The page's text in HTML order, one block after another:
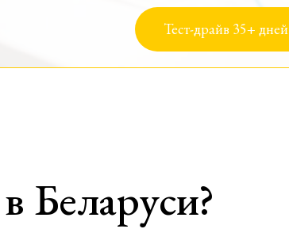
Тест-драйв 35+ дней
Беларуси?